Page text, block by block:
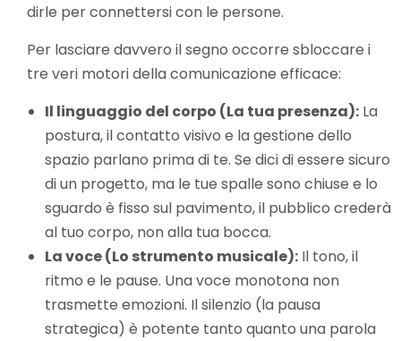
dirle per connettersi con le persone.
Per lasciare davvero il segno occorre sbloccare i
tre veri motori della comunicazione efficace:
Il linguaggio del corpo (La tua presenza): La
postura, il contatto visivo e la gestione dello
spazio parlano prima di te. Se dici di essere sicuro
di un progetto, ma le tue spalle sono chiuse e lo
sguardo è fisso sul pavimento, il pubblico crederà
al tuo corpo, non alla tua bocca.
La voce (Lo strumento musicale): Il tono, il
ritmo e le pause. Una voce monotona non
trasmette emozioni. Il silenzio (la pausa
strategica) è potente tanto quanto una parola